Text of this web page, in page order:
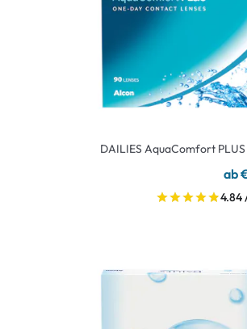
DAILIES AquaComfort
ab
4.84